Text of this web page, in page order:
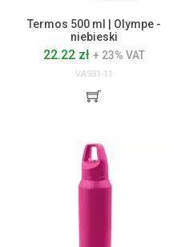
Termos 500 ml | Olympe -
niebieski
22.22 zł + 23% VAT
VA931-11